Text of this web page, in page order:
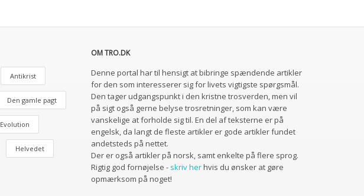
Antikrist
Den gamle pagt
Evolution
Helvedet
OM TRO.DK
Denne portal har til hensigt at bibringe spændende artikler
for den som interesserer sig for livets vigtigste spørgsmål.
Den tager udgangspunkt i den kristne trosverden, men vil
på sigt også gerne belyse trosretninger, som kan være
vanskelige at forholde sig til. En del af teksterne er på
engelsk, da langt de fleste artikler er gode artikler fundet
andetsteds på nettet.
Der er også artikler på norsk, samt enkelte på flere sprog.
Rigtig god fornøjelse - skriv herhvis du ønsker at gøre
opmærksom på noget!